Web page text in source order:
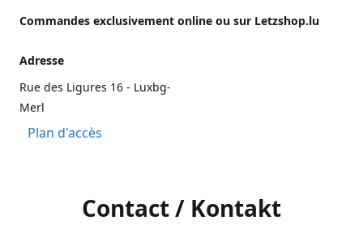
Commandes exclusivement online ou sur Letzshop.lu
Adresse
Rue des Ligures 16 - Luxbg-
Merl
Plan d'accès
Contact / Kontakt